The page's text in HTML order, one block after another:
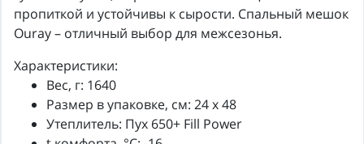
пропиткой и устойчивы к сырости. Спальный мешок
Ouray – отличный выбор для межсезонья.
Характеристики:
Вес, г: 1640
Размер в упаковке, см: 24 x 48
Утеплитель: Пух 650+ Fill Power